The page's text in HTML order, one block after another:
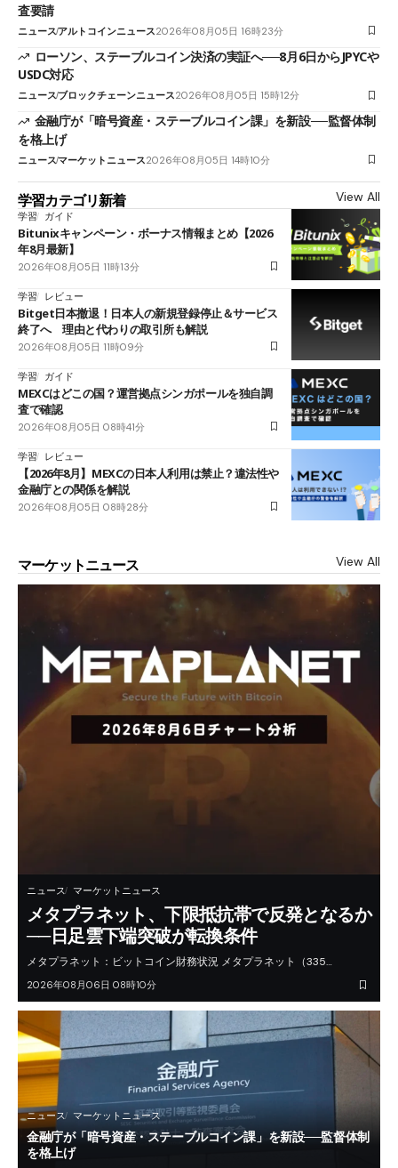
査要請
ニュースアルトコインニュース2026年08月05日 16時23分
ローソン、ステーブルコイン決済の実証へ──8月6日からJPYCや
USDC対応
ニュースブロックチェーンニュース2026年08月05日 15時12分
金融庁が「暗号資産・ステーブルコイン課」を新設──監督体制
を格上げ
ニュースマーケットニュース2026年08月05日 14時10分
学習カテゴリ新着 View All
学習 ガイド
Bitunixキャンペーン・ボーナス情報まとめ【2026
年8月最新】
2026年08月05日 11時13分
学習 レビュー
Bitget日本撤退！日本人の新規登録停止＆サービス
終了へ 理由と代わりの取引所も解説
2026年08月05日 11時09分
学習 ガイド
MEXCはどこの国？運営拠点シンガポールを独自調
査で確認
2026年08月05日 08時41分
学習 レビュー
【2026年8月】MEXCの日本人利用は禁止？違法性や
金融庁との関係を解説
2026年08月05日 08時28分
マーケットニュース View All
ニュース マーケットニュース
メタプラネット、下限抵抗帯で反発となるか
──日足雲下端突破が転換条件
メタプラネット：ビットコイン財務状況 メタプラネット（335…
2026年08月06日 08時10分
ニュース マーケットニュース
金融庁が「暗号資産・ステーブルコイン課」を新設──監督体制
を格上げ